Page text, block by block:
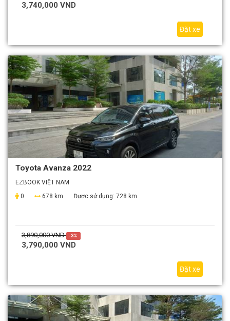
3,740,000 VND
Đặt xe
Toyota Avanza 2022
EZBOOK VIỆT NAM
0
678 km Được sử dụng: 728 km
3,890,000 VND -3%
3,790,000 VND
Đặt xe